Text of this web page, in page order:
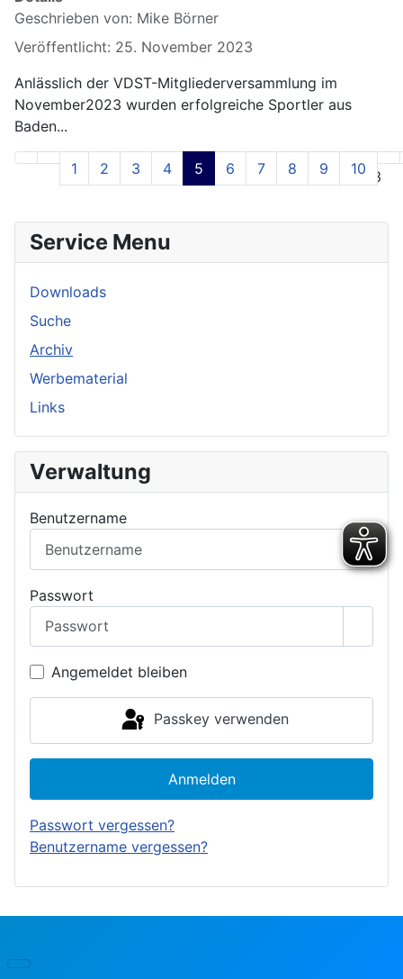
Service Menu
Downloads
Suche
Archiv
Werbematerial
Links
Verwaltung
Benutzername
Passwort
Angemeldet bleiben
Passkey verwenden
Anmelden
Passwort vergessen?
Benutzername vergessen?
Geschrieben von: Mike Börner
Veröffentlicht: 25. November 2023
Anlässlich der VDST-Mitgliederversammlung im
November2023 wurden erfolgreiche Sportler aus
Baden...
Seite 5 von 13
1 2 3 4 5 6 7 8 9 10